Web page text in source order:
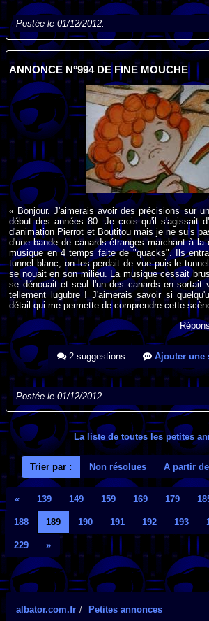
Postée le 01/12/2012.
ANNONCE N°994 DE FINE MOUCHE
« Bonjour. J'aimerais avoir des précisions sur
début des années 80. Je crois qu'il s'agissait
d'animation Pierrot et Boutitou mais je ne suis
d'une bande de canards étranges marchant à la
musique en 4 temps faite de "quacks". Ils
tunnel blanc, on les perdait de vue puis le
se nouait en son milieu. La musique cessait
se dénouait et seul l'un des canards en sortait
tellement lugubre ! J'aimerais savoir si
détail qui me permette de comprendre cette
2 suggestions Ajouter une
Postée le 01/12/2012.
La liste de toutes les petites
Trier par : Non résolues A partir
« 139 149 159 169 179
188 189 190 191 192 193
229 »
albator.com.fr Petites annonces